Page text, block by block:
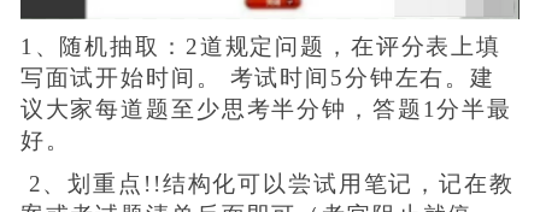
1、随机抽取：2道规定问题，在评分表上填
写面试开始时间。 考试时间5分钟左右。建
议大家每道题至少思考半分钟，答题1分半最
好。
2、划重点!!结构化可以尝试用笔记，记在教